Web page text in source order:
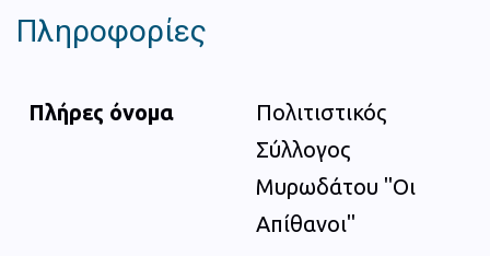
Πληροφορίες
Πλήρες όνομα
Πολιτιστικός
Σύλλογος
Μυρωδάτου "Οι
Απίθανοι"